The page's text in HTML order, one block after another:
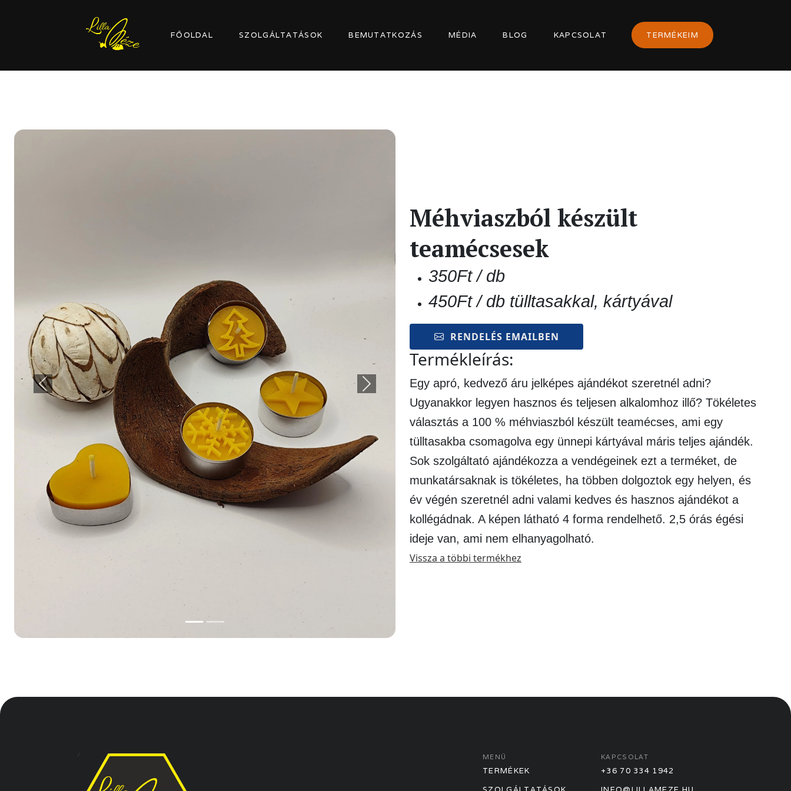
FŐOLDAL SZOLGÁLTATÁSOK BEMUTATKOZÁS MÉDIA BLOG KAPCSOLAT TERMÉKEIM
Previous Next
Méhviaszból készült
teamécsesek
350Ft / db
450Ft / db tülltasakkal, kártyával
RENDELÉS EMAILBEN
Termékleírás:
Egy apró, kedvező áru jelképes ajándékot szeretnél adni?
Ugyanakkor legyen hasznos és teljesen alkalomhoz illő? Tökéletes
választás a 100 % méhviaszból készült teamécses, ami egy
tülltasakba csomagolva egy ünnepi kártyával máris teljes ajándék.
Sok szolgáltató ajándékozza a vendégeinek ezt a terméket, de
munkatársaknak is tökéletes, ha többen dolgoztok egy helyen, és
év végén szeretnél adni valami kedves és hasznos ajándékot a
kollégádnak. A képen látható 4 forma rendelhető. 2,5 órás égési
ideje van, ami nem elhanyagolható.
Vissza a többi termékhez
MENÜ
TERMÉKEK
KAPCSOLAT
+36 70 334 1942